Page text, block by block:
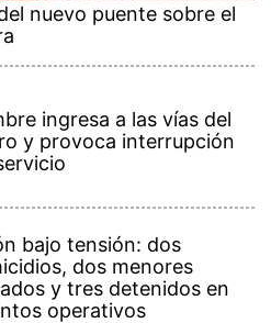
nuevo puente sobre el
ingresa a las vías del
y provoca interrupción
bajo tensión: dos
dos menores
y tres detenidos en
operativos